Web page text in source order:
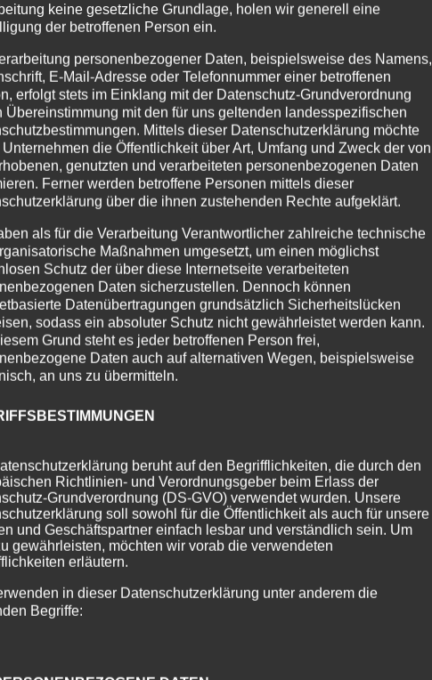
– SORGSAM.SICHER.SANFT.
,Oberstdorf
auf der Pressekonferenz der bayerischen
Söder verkündet, dass ab dem 30. Mai
dürfen wir und andere...
keine gesetzliche Grundlage, holen wir generell eine
der betroffenen Person ein.
personenbezogener Daten, beispielsweise des Namens,
E-Mail-Adresse oder Telefonnummer einer betroffenen
erfolgt stets im Einklang mit der Datenschutz-Grundverordnung
Übereinstimmung mit den für uns geltenden landesspezifischen
Mittels dieser Datenschutzerklärung möchte
Unternehmen die Öffentlichkeit über Art, Umfang und Zweck der von
genutzten und verarbeiteten personenbezogenen Daten
Ferner werden betroffene Personen mittels dieser
über die ihnen zustehenden Rechte aufgeklärt.
als für die Verarbeitung Verantwortlicher zahlreiche technische
Maßnahmen umgesetzt, um einen möglichst
Schutz der über diese Internetseite verarbeiteten
Daten sicherzustellen. Dennoch können
Datenübertragungen grundsätzlich Sicherheitslücken
sodass ein absoluter Schutz nicht gewährleistet werden kann.
Grund steht es jeder betroffenen Person frei,
Daten auch auf alternativen Wegen, beispielsweise
an uns zu übermitteln.
beruht auf den Begrifflichkeiten, die durch den
Richtlinien- und Verordnungsgeber beim Erlass der
Grundverordnung (DS-GVO) verwendet wurden. Unsere
soll sowohl für die Öffentlichkeit als auch für unsere
und Geschäftspartner einfach lesbar und verständlich sein. Um
gewährleisten, möchten wir vorab die verwendeten
erläutern.
in dieser Datenschutzerklärung unter anderem die
Begriffe: